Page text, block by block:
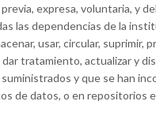
expresa, voluntaria, y
las dependencias de la
usar, circular, suprimir,
tratamiento, actualizar y
y que se han
de datos, o en repositorios